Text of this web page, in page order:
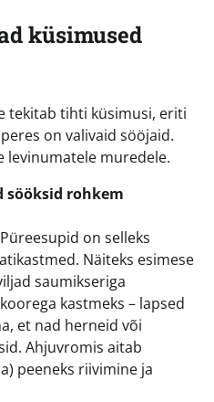
küsimused
tekitab tihti küsimusi, eriti
on valivaid sööjaid.
levinumatele muredele.
sööksid rohkem
on selleks
Näiteks esimese
saumikseriga
kastmeks – lapsed
et nad herneid või
Ahjuvromis aitab
peeneks riivimine ja